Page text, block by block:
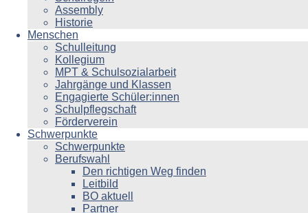
Assembly
Historie
Menschen
Schulleitung
Kollegium
MPT & Schulsozialarbeit
Jahrgänge und Klassen
Engagierte Schüler:innen
Schulpflegschaft
Förderverein
Schwerpunkte
Schwerpunkte
Berufswahl
Den richtigen Weg finden
Leitbild
BO aktuell
Partner